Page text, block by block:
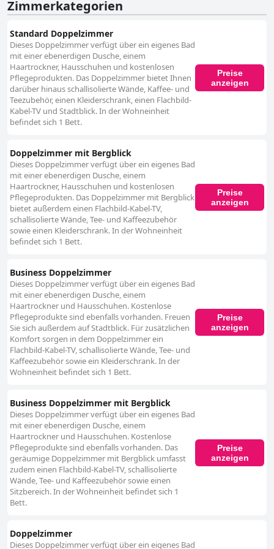
Zimmerkategorien
Standard Doppelzimmer
Dieses Doppelzimmer verfügt über ein eigenes Bad
mit einer ebenerdigen Dusche, einem
Haartrockner, Hausschuhen und kostenlosen
Pflegeprodukten. Das Doppelzimmer bietet Ihnen
darüber hinaus schallisolierte Wände, Kaffee- und
Teezubehör, einen Kleiderschrank, einen Flachbild-
Kabel-TV und Stadtblick. In der Wohneinheit
befindet sich 1 Bett.
Preise
anzeigen
Doppelzimmer mit Bergblick
Dieses Doppelzimmer verfügt über ein eigenes Bad
mit einer ebenerdigen Dusche, einem
Haartrockner, Hausschuhen und kostenlosen
Pflegeprodukten. Das Doppelzimmer mit Bergblick
bietet außerdem einen Flachbild-Kabel-TV,
schallisolierte Wände, Tee- und Kaffeezubehör
sowie einen Kleiderschrank. In der Wohneinheit
befindet sich 1 Bett.
Preise
anzeigen
Business Doppelzimmer
Dieses Doppelzimmer verfügt über ein eigenes Bad
mit einer ebenerdigen Dusche, einem
Haartrockner und Hausschuhen. Kostenlose
Pflegeprodukte sind ebenfalls vorhanden. Freuen
Sie sich außerdem auf Stadtblick. Für zusätzlichen
Komfort sorgen in dem Doppelzimmer ein
Flachbild-Kabel-TV, schallisolierte Wände, Tee- und
Kaffeezubehör sowie ein Kleiderschrank. In der
Wohneinheit befindet sich 1 Bett.
Preise
anzeigen
Business Doppelzimmer mit Bergblick
Dieses Doppelzimmer verfügt über ein eigenes Bad
mit einer ebenerdigen Dusche, einem
Haartrockner und Hausschuhen. Kostenlose
Pflegeprodukte sind ebenfalls vorhanden. Das
geräumige Doppelzimmer mit Bergblick umfasst
zudem einen Flachbild-Kabel-TV, schallisolierte
Wände, Tee- und Kaffeezubehör sowie einen
Sitzbereich. In der Wohneinheit befindet sich 1
Bett.
Preise
anzeigen
Doppelzimmer
Dieses Doppelzimmer verfügt über ein eigenes Bad